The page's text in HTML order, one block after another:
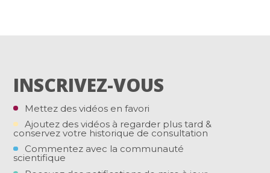
INSCRIVEZ-VOUS
Mettez des vidéos en favori
Ajoutez des vidéos à regarder plus tard &
conservez votre historique de consultation
Commentez avec la communauté
scientifique